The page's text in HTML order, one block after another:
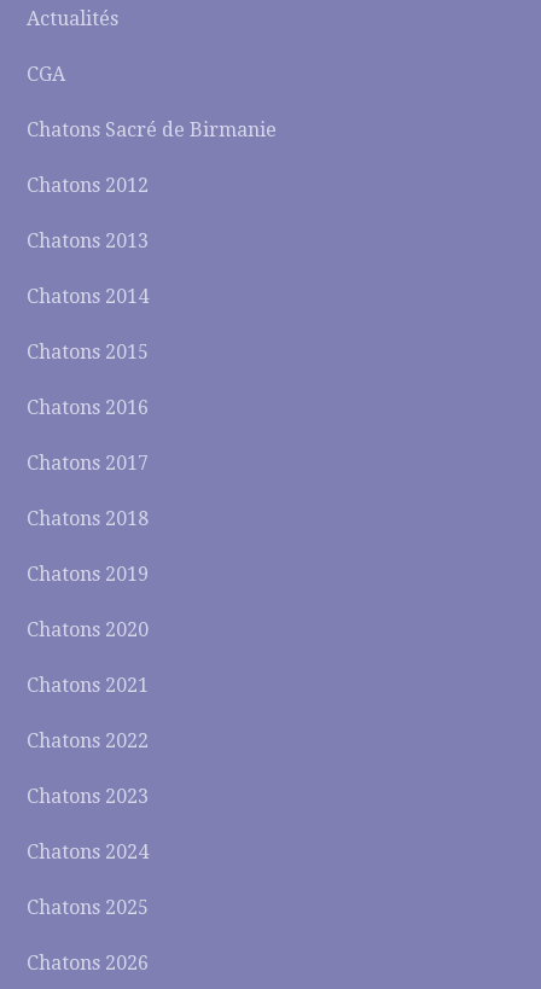
Actualités
CGA
Chatons Sacré de Birmanie
Chatons 2012
Chatons 2013
Chatons 2014
Chatons 2015
Chatons 2016
Chatons 2017
Chatons 2018
Chatons 2019
Chatons 2020
Chatons 2021
Chatons 2022
Chatons 2023
Chatons 2024
Chatons 2025
Chatons 2026